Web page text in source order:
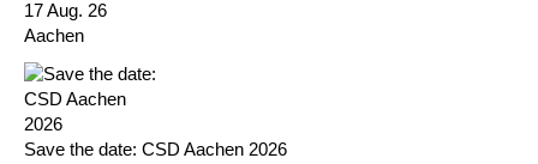
17 Aug. 26
Aachen
Save the date: CSD Aachen 2026